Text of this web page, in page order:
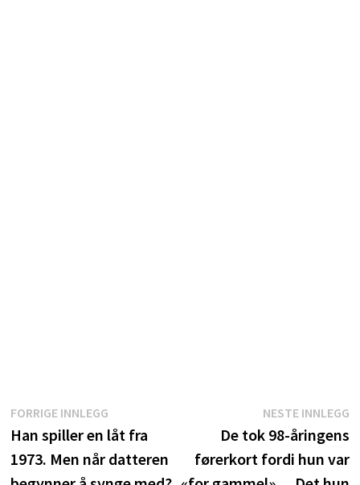
Innleggsnavigasjon
FORRIGE INNLEGGForrige
innlegg:
Han spiller en låt fra
1973. Men når datteren
NESTE INNLEGG
De tok 98-åringens
førerkort fordi hun var